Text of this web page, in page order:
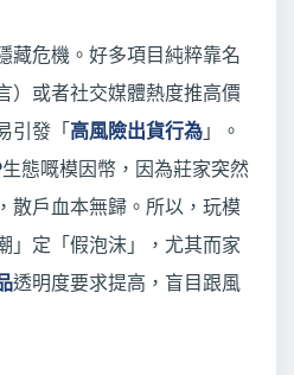
藏危機。好多項目純粹靠名
）或者社交媒體熱度推高價
引發「 高風險出貨行為 」。
生態嘅模因幣，因為莊家突然
散戶血本無歸。所以，玩模
」定「假泡沫」，尤其而家
透明度要求提高，盲目跟風